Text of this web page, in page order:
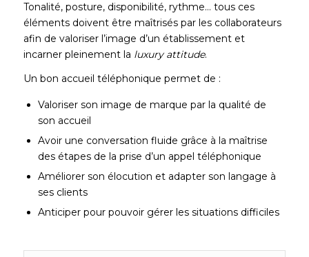
Tonalité, posture, disponibilité, rythme… tous ces
éléments doivent être maîtrisés par les collaborateurs
afin de valoriser l’image d’un établissement et
incarner pleinement la luxury attitude.
Un bon accueil téléphonique permet de :
Valoriser son image de marque par la qualité de
son accueil
Avoir une conversation fluide grâce à la maîtrise
des étapes de la prise d’un appel téléphonique
Améliorer son élocution et adapter son langage à
ses clients
Anticiper pour pouvoir gérer les situations difficiles